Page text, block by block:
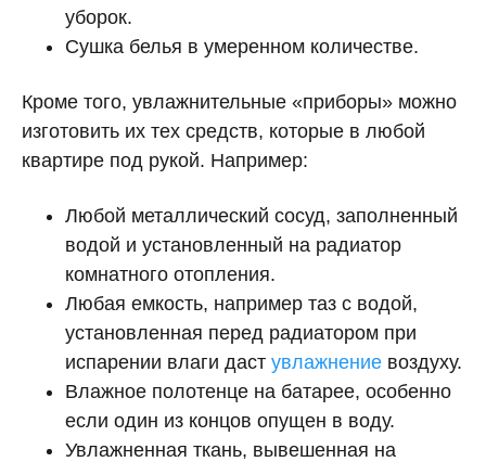
уборок.
Сушка белья в умеренном количестве.
Кроме того, увлажнительные «приборы» можно
изготовить их тех средств, которые в любой
квартире под рукой. Например:
Любой металлический сосуд, заполненный
водой и установленный на радиатор
комнатного отопления.
Любая емкость, например таз с водой,
установленная перед радиатором при
испарении влаги даст увлажнение воздуху.
Влажное полотенце на батарее, особенно
если один из концов опущен в воду.
Увлажненная ткань, вывешенная на